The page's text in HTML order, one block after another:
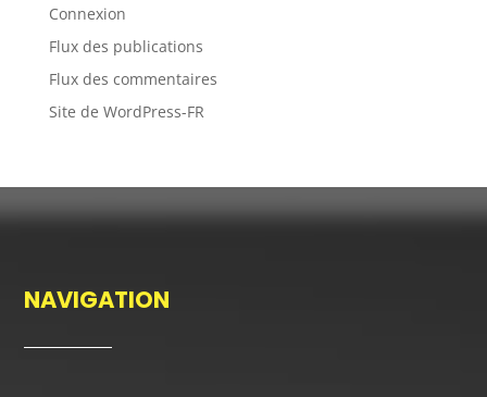
Connexion
Flux des publications
Flux des commentaires
Site de WordPress-FR
NAVIGATION